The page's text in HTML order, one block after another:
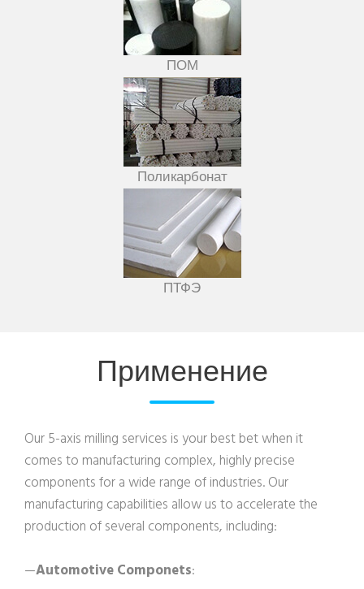
ПОМ
Поликарбонат
ПТФЭ
Применение
Our 5-axis milling services is your best bet when it
comes to manufacturing complex, highly precise
components for a wide range of industries. Our
manufacturing capabilities allow us to accelerate the
production of several components, including:
—Automotive Componets: